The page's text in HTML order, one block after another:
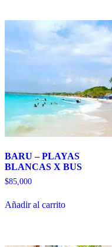
BARU – PLAYAS
BLANCAS X BUS
$85,000
Añadir al carrito